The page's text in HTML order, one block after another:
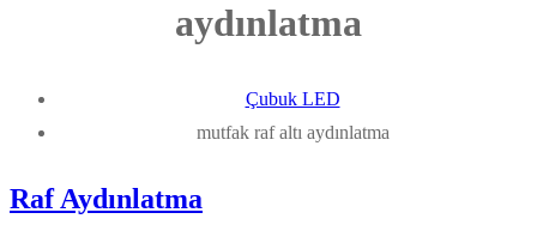
aydınlatma
Çubuk LED
mutfak raf altı aydınlatma
Raf Aydınlatma